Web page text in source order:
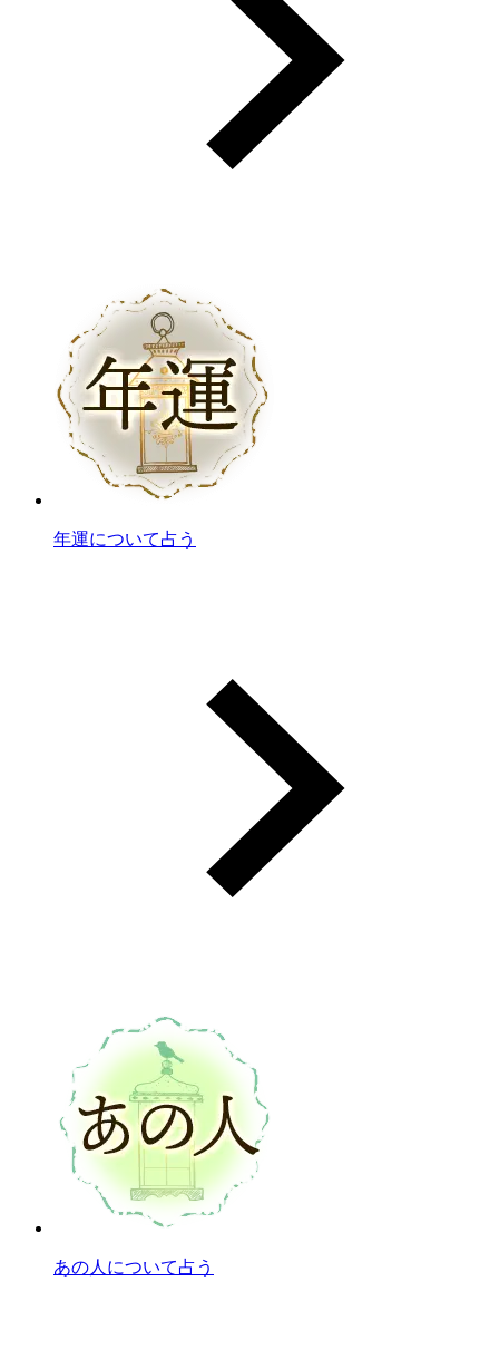
年運について占う
あの人について占う